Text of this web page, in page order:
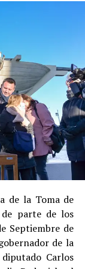
Reinserción
según la
:
investigación,
, al no
sumadas al
de un
investigación
de Castrodictó
de la Toma de
de parte de los
Septiembre de
de la
Carlos